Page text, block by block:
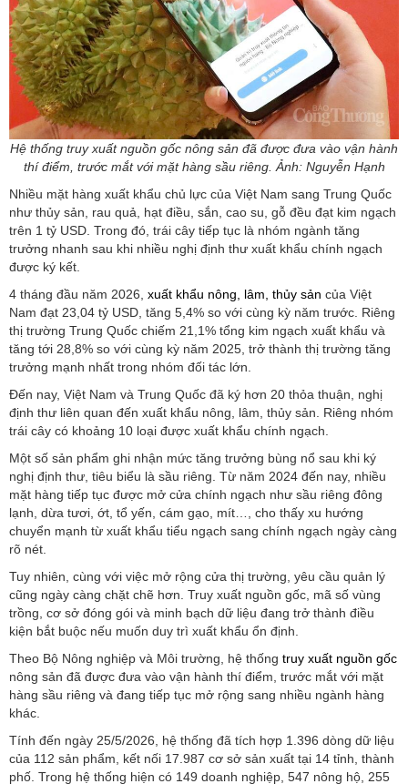
Hệ thống truy xuất nguồn gốc nông sản đã được đưa vào vận hành
thí điểm, trước mắt với mặt hàng sầu riêng. Ảnh: Nguyễn Hạnh
Nhiều mặt hàng xuất khẩu chủ lực của Việt Nam sang Trung Quốc
như thủy sản, rau quả, hạt điều, sắn, cao su, gỗ đều đạt kim ngạch
trên 1 tỷ USD. Trong đó, trái cây tiếp tục là nhóm ngành tăng
trưởng nhanh sau khi nhiều nghị định thư xuất khẩu chính ngạch
được ký kết.
4 tháng đầu năm 2026, xuất khẩu nông, lâm, thủy sản của Việt
Nam đạt 23,04 tỷ USD, tăng 5,4% so với cùng kỳ năm trước. Riêng
thị trường Trung Quốc chiếm 21,1% tổng kim ngạch xuất khẩu và
tăng tới 28,8% so với cùng kỳ năm 2025, trở thành thị trường tăng
trưởng mạnh nhất trong nhóm đối tác lớn.
Đến nay, Việt Nam và Trung Quốc đã ký hơn 20 thỏa thuận, nghị
định thư liên quan đến xuất khẩu nông, lâm, thủy sản. Riêng nhóm
trái cây có khoảng 10 loại được xuất khẩu chính ngạch.
Một số sản phẩm ghi nhận mức tăng trưởng bùng nổ sau khi ký
nghị định thư, tiêu biểu là sầu riêng. Từ năm 2024 đến nay, nhiều
mặt hàng tiếp tục được mở cửa chính ngạch như sầu riêng đông
lạnh, dừa tươi, ớt, tổ yến, cám gạo, mít…, cho thấy xu hướng
chuyển mạnh từ xuất khẩu tiểu ngạch sang chính ngạch ngày càng
rõ nét.
Tuy nhiên, cùng với việc mở rộng cửa thị trường, yêu cầu quản lý
cũng ngày càng chặt chẽ hơn. Truy xuất nguồn gốc, mã số vùng
trồng, cơ sở đóng gói và minh bạch dữ liệu đang trở thành điều
kiện bắt buộc nếu muốn duy trì xuất khẩu ổn định.
Theo Bộ Nông nghiệp và Môi trường, hệ thống truy xuất nguồn gốc
nông sản đã được đưa vào vận hành thí điểm, trước mắt với mặt
hàng sầu riêng và đang tiếp tục mở rộng sang nhiều ngành hàng
khác.
Tính đến ngày 25/5/2026, hệ thống đã tích hợp 1.396 dòng dữ liệu
của 112 sản phẩm, kết nối 17.987 cơ sở sản xuất tại 14 tỉnh, thành
phố. Trong hệ thống hiện có 149 doanh nghiệp, 547 nông hộ, 255